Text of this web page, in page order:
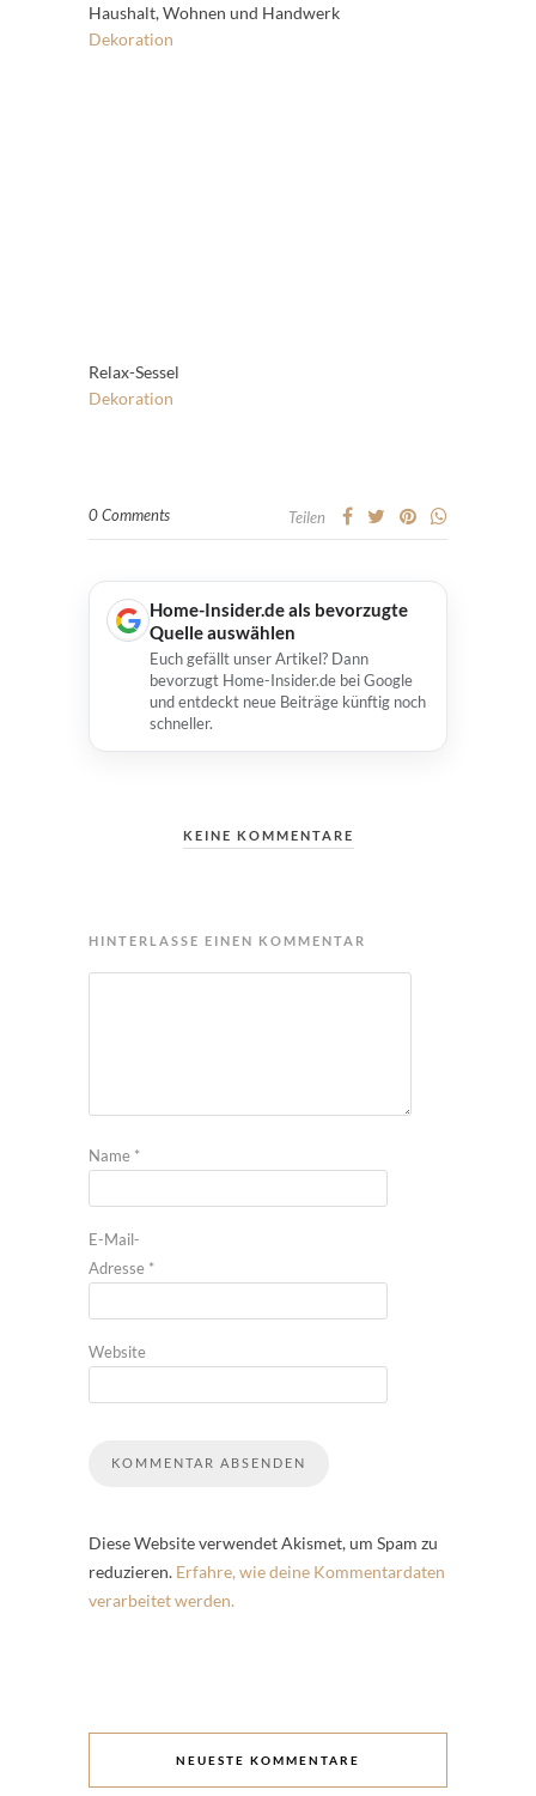
Haushalt, Wohnen und Handwerk
Dekoration
Relax-Sessel
Dekoration
0 Comments Teilen
Home-Insider.de als bevorzugte
Quelle auswählen
Euch gefällt unser Artikel? Dann
bevorzugt Home-Insider.de bei Google
und entdeckt neue Beiträge künftig noch
schneller.
KEINE KOMMENTARE
HINTERLASSE EINEN KOMMENTAR
Name *
E-Mail-
Adresse *
Website
Diese Website verwendet Akismet, um Spam zu
reduzieren. Erfahre, wie deine Kommentardaten
verarbeitet werden.
NEUESTE KOMMENTARE